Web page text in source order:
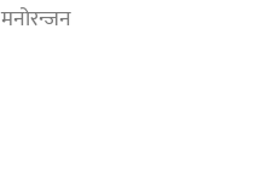
मनोरन्जन